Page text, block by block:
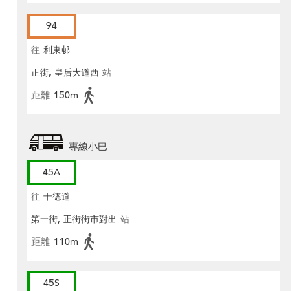
94
往 利東邨
正街, 皇后大道西 站
距離 150m
專線小巴
45A
往 干德道
第一街, 正街街市對出 站
距離 110m
45S